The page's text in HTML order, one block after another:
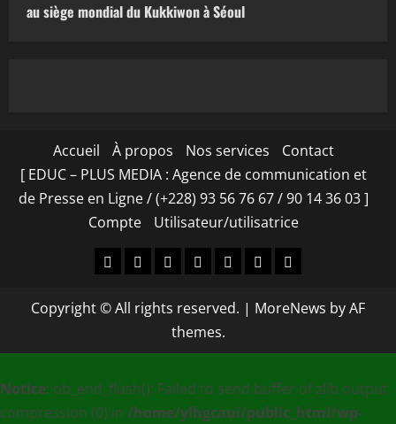
au siège mondial du Kukkiwon à Séoul
Accueil À propos Nos services
Contact
[ EDUC – PLUS MEDIA : Agence de communication et
de Presse en Ligne / (+228) 93 56 76 67 / 90 14 36 03 ]
Compte
Utilisateur/utilisatrice
Accueil
À
Nos
Contact
[
–
PLUS
:
Agence
CompteUtilisateur/
Copyright © All rights reserved. | MoreNews by AF
themes.
Notice: ob_end_flush(): Failed to send buffer of zlib output
compression (0) in /home/ylhgcaui/public_html/wp-